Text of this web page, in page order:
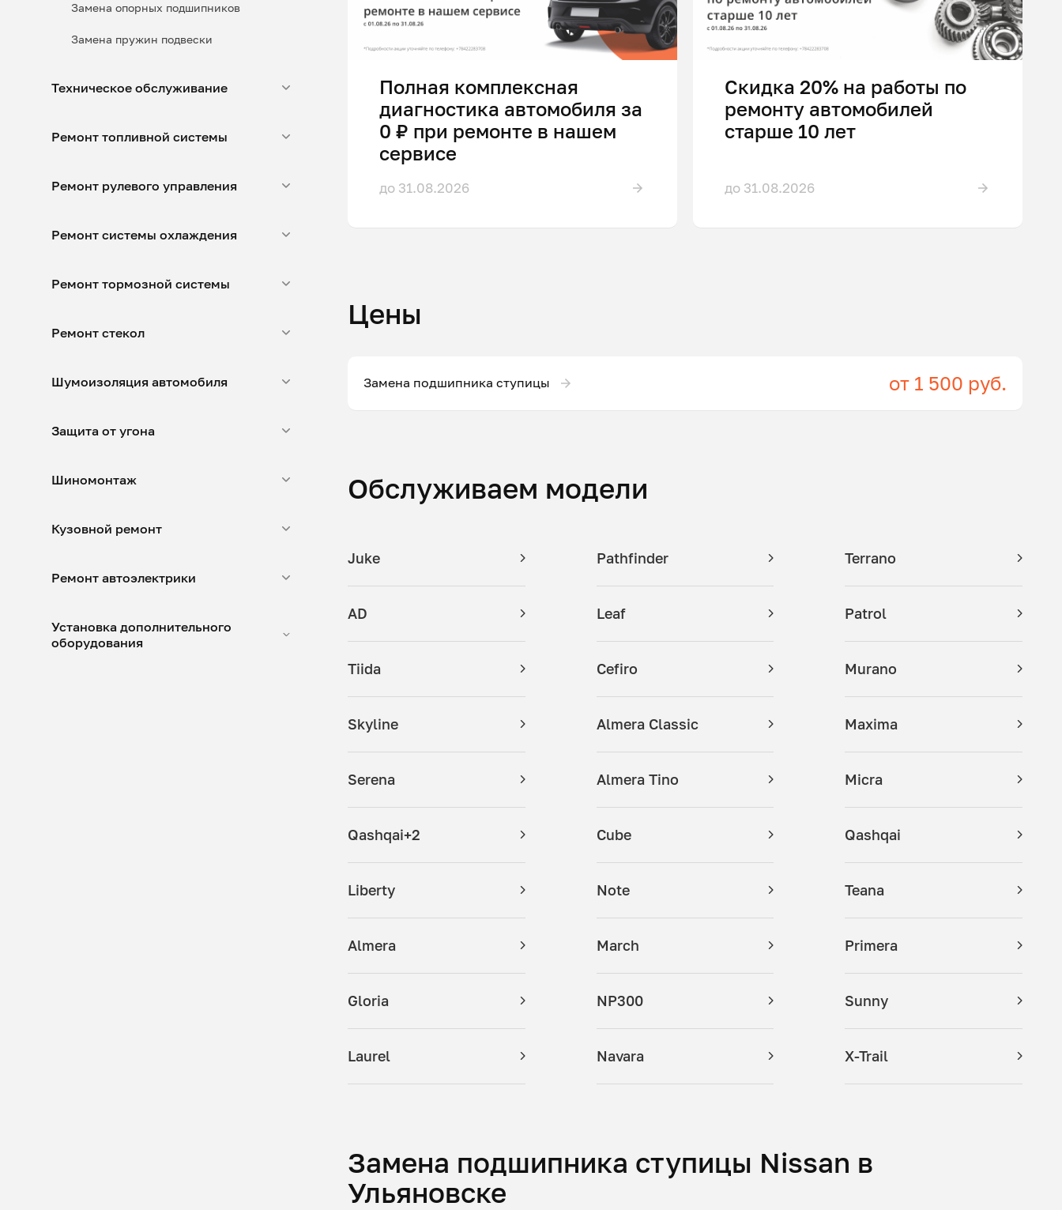
Замена опорных подшипников
Замена пружин подвески
Техническое обслуживание
Ремонт топливной системы
Ремонт рулевого управления
Ремонт системы охлаждения
Ремонт тормозной системы
Ремонт стекол
Шумоизоляция автомобиля
Защита от угона
Шиномонтаж
Кузовной ремонт
Ремонт автоэлектрики
Установка дополнительного
оборудования
Полная комплексная
диагностика автомобиля за
0 ₽ при ремонте в нашем
сервисе
до 31.08.2026
Скидка 20% на работы по
ремонту автомобилей
старше 10 лет
до 31.08.2026
Цены
Замена подшипника ступицы от 1 500 руб.
Обслуживаем модели
Juke Pathfinder Terrano
AD Leaf Patrol
Tiida Cefiro Murano
Skyline Almera Classic Maxima
Serena Almera Tino Micra
Qashqai+2 Cube Qashqai
Liberty Note Teana
Almera March Primera
Gloria NP300 Sunny
Laurel Navara X-Trail
Замена подшипника ступицы Nissan в
Ульяновске